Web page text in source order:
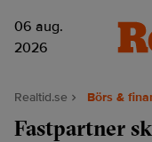
06 aug.
2026
Realtid.se Börs &
Fastpartner